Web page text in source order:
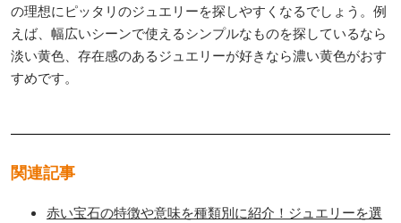
の理想にピッタリのジュエリーを探しやすくなるでしょう。例
えば、幅広いシーンで使えるシンプルなものを探しているなら
淡い黄色、存在感のあるジュエリーが好きなら濃い黄色がおす
すめです。
関連記事
赤い宝石の特徴や意味を種類別に紹介！ジュエリーを選